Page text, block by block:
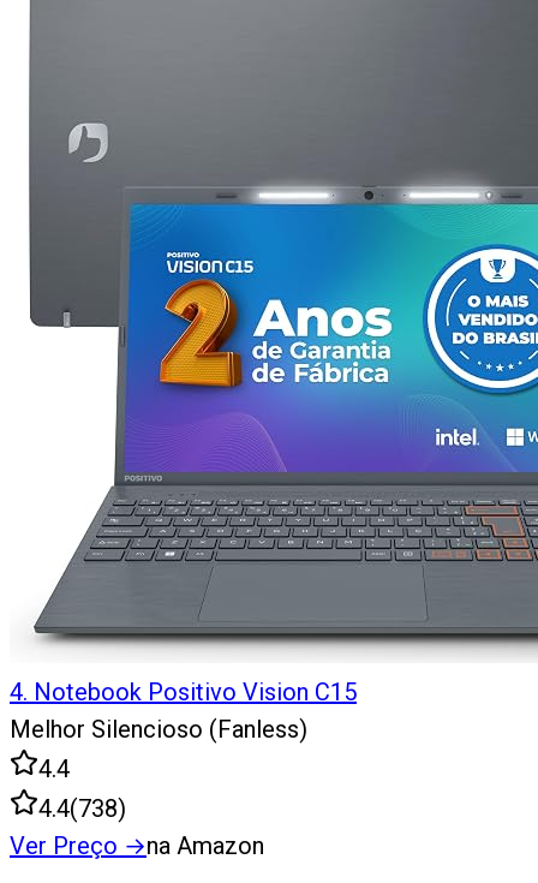
4. Notebook Positivo Vision C15
Melhor Silencioso (Fanless)
4.4
4.4(738)
Ver Preço →na Amazon